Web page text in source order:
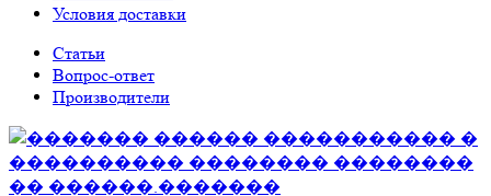
Условия доставки
Статьи
Вопрос-ответ
Производители